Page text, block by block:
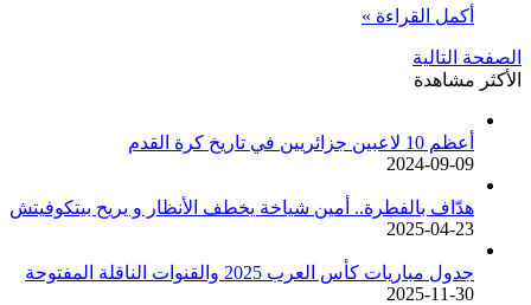
أكمل القراءة »
الصفحة التالية
الأكثر مشاهدة
أعظم 10 لاعبين جزائريين في تاريخ كرة القدم
2024-09-09
هدّاف بالفطرة.. أمين شياخة يخطف الأنظار و يريح بيتكوفيتش
2025-04-23
جدول مباريات كأس العرب 2025 والقنوات الناقلة المفتوحة
2025-11-30